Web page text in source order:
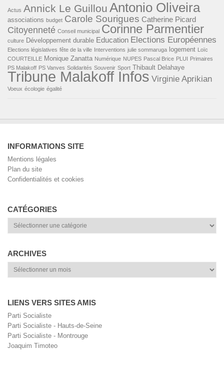
Actus Annick Le Guillou Antonio Oliveira
associations budget Carole Sourigues Catherine Picard
Citoyenneté Conseil municipal Corinne Parmentier
culture Développement durable Education Elections Européennes
Elections législatives fête de la ville Interventions julie sommaruga logement Loïc
COURTEILLE Monique Zanatta Numérique NUPES Pascal Brice PLUI Primaires
PS Malakoff PS Vanves Solidarités Souvenir Sport Thibault Delahaye
Tribune Malakoff Infos Virginie Aprikian
Voeux écologie égalité
INFORMATIONS SITE
Mentions légales
Plan du site
Confidentialités et cookies
CATÉGORIES
Catégories
ARCHIVES
Archives
LIENS VERS SITES AMIS
Parti Socialiste
Parti Socialiste - Hauts-de-Seine
Parti Socialiste - Montrouge
Joaquim Timoteo